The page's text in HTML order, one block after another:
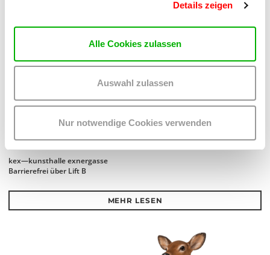
Details zeigen
Alle Cookies zulassen
Auswahl zulassen
Nur notwendige Cookies verwenden
ON CHEWING SHOELACES: ART, MESS AND RADICAL
14.00 - 16.00
kex—kunsthalle exnergasse
Barrierefrei über Lift B
MEHR LESEN